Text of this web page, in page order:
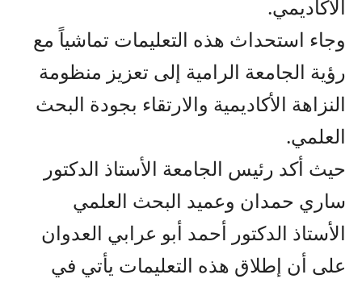
الأكاديمي.
وجاء استحداث هذه التعليمات تماشياً مع
رؤية الجامعة الرامية إلى تعزيز منظومة
النزاهة الأكاديمية والارتقاء بجودة البحث
العلمي.
حيث أكد رئيس الجامعة الأستاذ الدكتور
ساري حمدان وعميد البحث العلمي
الأستاذ الدكتور أحمد أبو عرابي العدوان
على أن إطلاق هذه التعليمات يأتي في